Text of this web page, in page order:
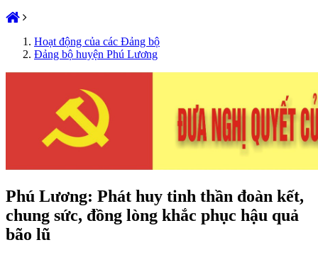
Hoạt động của các Đảng bộ
Đảng bộ huyện Phú Lương
Phú Lương: Phát huy tinh thần đoàn kết,
chung sức, đồng lòng khắc phục hậu quả
bão lũ